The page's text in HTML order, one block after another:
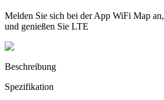
Melden Sie sich bei der App WiFi Map
und genießen Sie LTE
Beschreibung
Spezifikation